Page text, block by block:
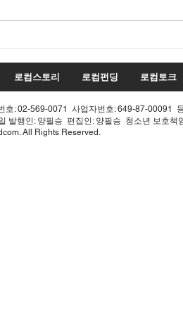
림없다!
수
로컴스토리 로컴펀딩 로컴토크
호: 02-569-0071 사업자번호: 649-87-00091
발행인: 양필승 편집인: 양필승 청소년 보호
All Rights Reserved.